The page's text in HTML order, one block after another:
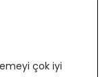
çok iyi